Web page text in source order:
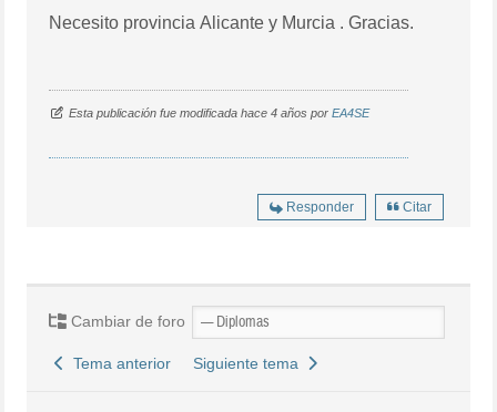
Necesito provincia Alicante y Murcia . Gracias.
Esta publicación fue modificada hace 4 años porEA4SE
Responder Citar
Cambiar de foro
Tema anterior Siguiente tema